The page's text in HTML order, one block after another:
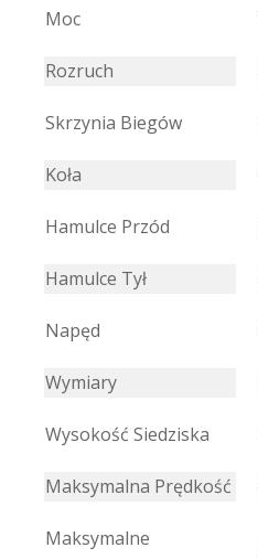
Moc
Rozruch
Skrzynia Biegów
Koła
Hamulce Przód
Hamulce Tył
Napęd
Wymiary
Wysokość Siedziska
Maksymalna Prędkość
Maksymalne